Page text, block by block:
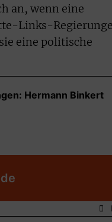
an, wenn eine
Links-
eine politische